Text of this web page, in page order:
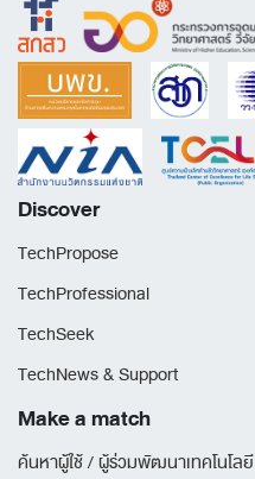
Discover
TechPropose
TechProfessional
TechSeek
TechNews & Support
Make a match
ค้นหาผู้ใช้ / ผู้ร่วมพัฒนาเทคโนโลยี